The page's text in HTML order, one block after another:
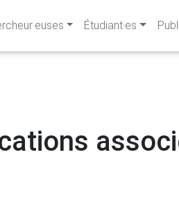
Étudiant·es